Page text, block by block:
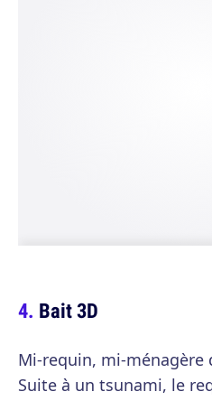
Bait 3D
Mi-requin, mi-ménagère
Suite à un tsunami, le